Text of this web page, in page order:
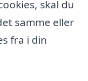
skal du
samme eller
fra i din